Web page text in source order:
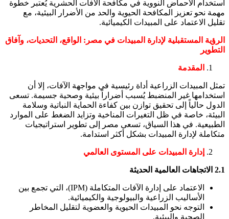
استخدام الأحماض النووية في مكافحة الآفات الحشرية يُعتبر خطوة
مهمة نحو تعزيز المكافحة الحيوية والحد من الأضرار البيئية، مع
تقليل الاعتماد على المبيدات الكيميائية.
الرؤية المستقبلية لإدارة المبيدات في مصر: الواقع، التحديات، وآفاق
التطوير
المقدمة
تمثل المبيدات الزراعية أداة رئيسية في مواجهة الآفات، إلا أن
استخدامها غير المنضبط يُسبب أضراراً بيئية وصحية جسيمة. تسعى
الدول حالياً إلى تحقيق توازن بين كفاءة الحماية النباتية وسلامة
البيئة، خاصة في ظل التغيرات المناخية وتزايد الضغط على الموارد
الطبيعية. في هذا السياق، تسعى مصر إلى تطوير استراتيجيات
متكاملة لإدارة المبيدات بشكل أكثر استدامة.
إدارة المبيدات على المستوى العالمي
2.1 الاتجاهات العالمية الحديثة
الاعتماد على إدارة الآفات المتكاملة (IPM)، التي تجمع بين
الأساليب الزراعية والبيولوجية والكيميائية.
التوجه نحو المبيدات الحيوية والعضوية لتقليل المخاطر
الصحية والبيئية.